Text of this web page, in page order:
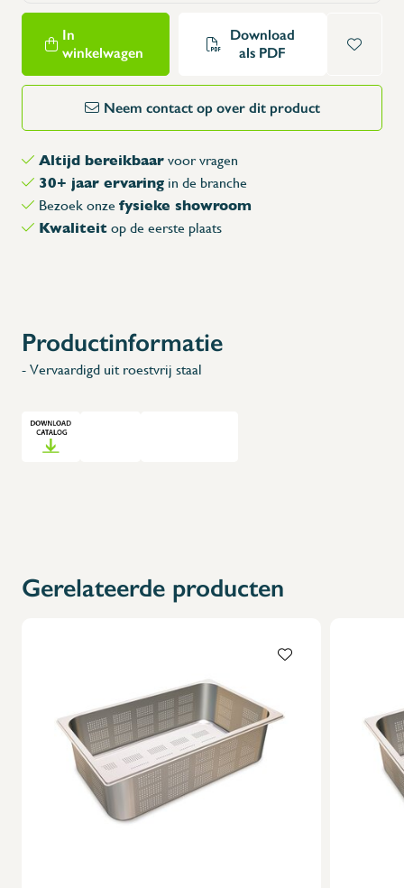
In
winkelwagen
Download
als PDF
Neem contact op over dit product
Altijd bereikbaar voor vragen
30+ jaar ervaring in de branche
Bezoek onze fysieke showroom
Kwaliteit op de eerste plaats
Productinformatie
- Vervaardigd uit roestvrij staal
Gerelateerde producten